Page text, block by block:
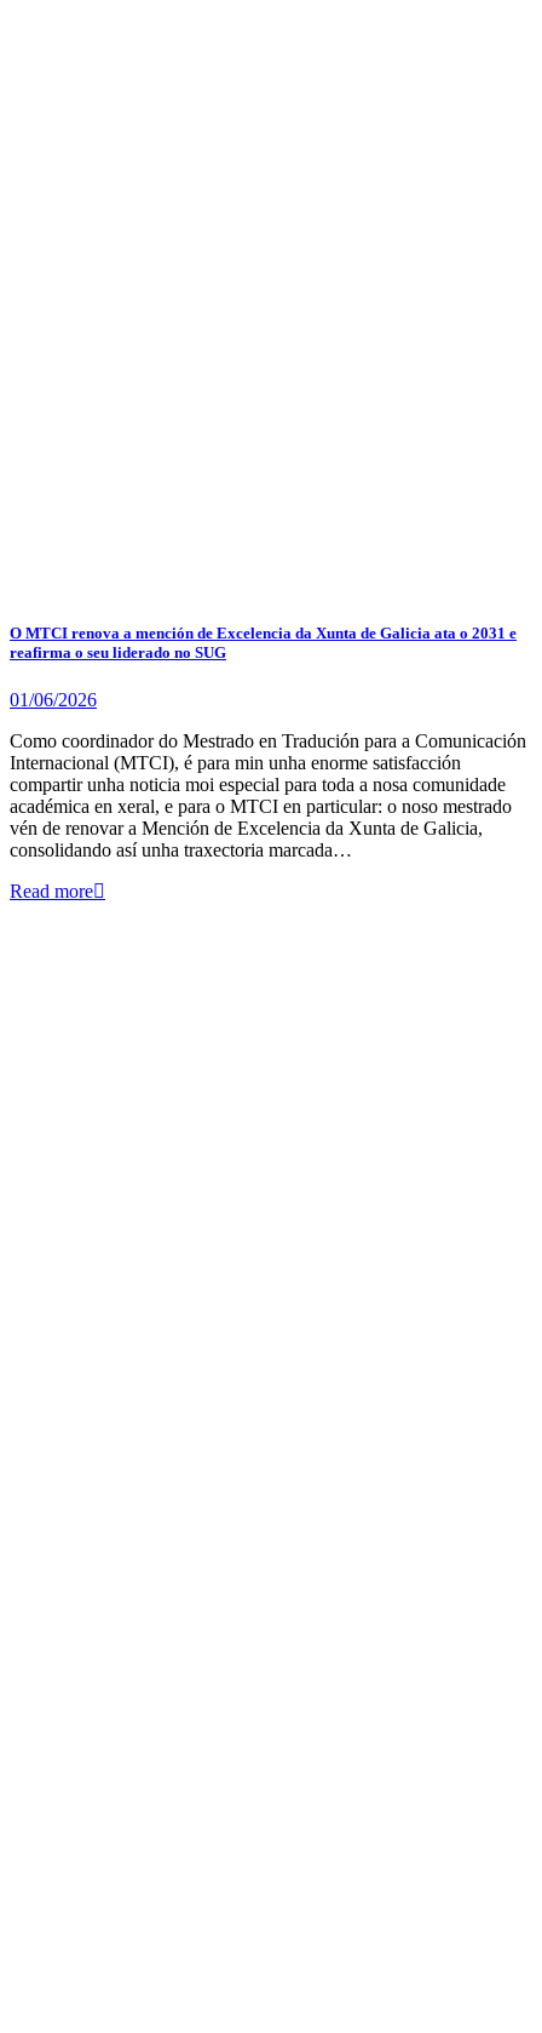
O MTCI renova a mención de Excelencia da Xunta de Galicia ata o 2031 e
reafirma o seu liderado no SUG
01/06/2026
Como coordinador do Mestrado en Tradución para a Comunicación
Internacional (MTCI), é para min unha enorme satisfacción
compartir unha noticia moi especial para toda a nosa comunidade
académica en xeral, e para o MTCI en particular: o noso mestrado
vén de renovar a Mención de Excelencia da Xunta de Galicia,
consolidando así unha traxectoria marcada…
Read more